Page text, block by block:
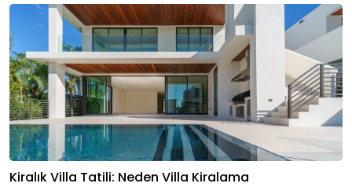
Kiralık Villa Tatili: Neden Villa Kiralama